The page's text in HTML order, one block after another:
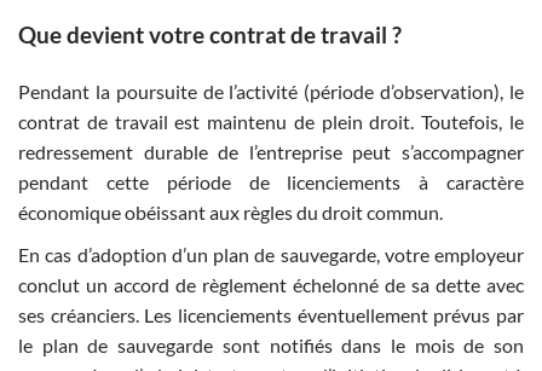
Que devient votre contrat de travail ?
Pendant la poursuite de l’activité (période d’observation), le
contrat de travail est maintenu de plein droit. Toutefois, le
redressement durable de l’entreprise peut s’accompagner
pendant cette période de licenciements à caractère
économique obéissant aux règles du droit commun.
En cas d’adoption d’un plan de sauvegarde, votre employeur
conclut un accord de règlement échelonné de sa dette avec
ses créanciers. Les licenciements éventuellement prévus par
le plan de sauvegarde sont notifiés dans le mois de son